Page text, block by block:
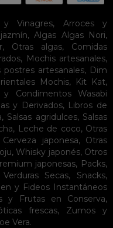
y Vinagres, Arroces y
, Algas Algas Nori,
, Otras algas, Comidas
, Mochis artesanales,
postres artesanales, Dim
Mochis, Kit Kat,
y Condimentos
Wasabi
y Derivados, Libros de
, Salsas agridulces, Salsas
, Leche de coco, Otras
Cerveza japonesa, Otras
, Whisky japonés, Otros
japonesas, Packs,
Secas, Snacks,
y Fideos Instantáneos
y Frutas en Conserva,
frescas, Zumos y
Vera.